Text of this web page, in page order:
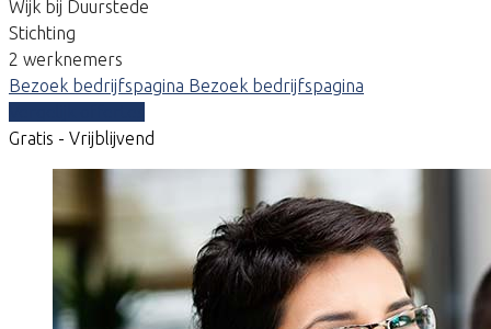
Wijk bij Duurstede
Stichting
2 werknemers
Bezoek bedrijfspagina Bezoek bedrijfspagina
Gratis - Vrijblijvend